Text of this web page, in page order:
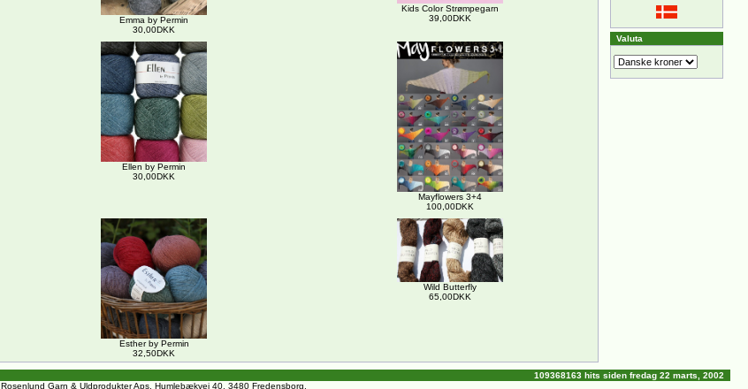
Emma by Permin
30,00DKK
Kids Color Strømpegarn
39,00DKK
Ellen by Permin
30,00DKK
Mayflowers 3+4
100,00DKK
Esther by Permin
32,50DKK
Wild Butterfly
65,00DKK
Valuta
109368163 hits siden fredag 22 marts, 2002
Rosenlund Garn & Uldprodukter Aps, Humlebækvej 40, 3480 Fredensborg.